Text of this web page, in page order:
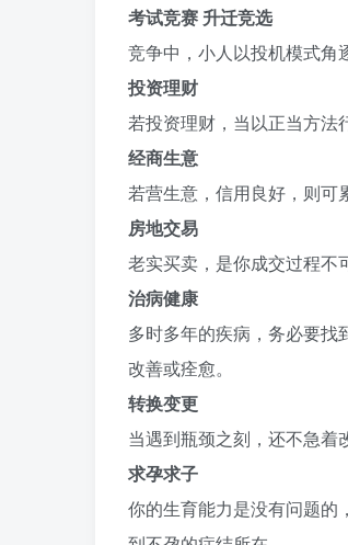
考试竞赛 升迁竞选
竞争中，小人以投机模式角
投资理财
若投资理财，当以正当方法
经商生意
若营生意，信用良好，则可
房地交易
老实买卖，是你成交过程不
治病健康
多时多年的疾病，务必要
改善或痊愈。
转换变更
当遇到瓶颈之刻，还不急着
求孕求子
你的生育能力是没有问题的